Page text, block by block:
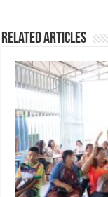
Related Articles